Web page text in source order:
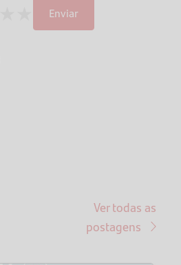
Enviar
Ver todas as
postagens